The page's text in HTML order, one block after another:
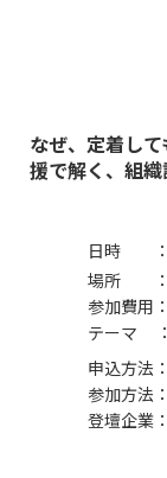
なぜ、定着し
援で解く、組織
日時 ：
場所 ：
参加費用：
テーマ ：
申込方法：
参加方法：
登壇企業：